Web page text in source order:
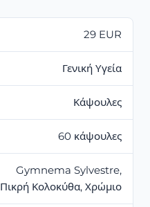
29 EUR
Γενική Υγεία
Κάψουλες
60 κάψουλες
Gymnema Sylvestre,
Πικρή Κολοκύθα, Χρώμιο